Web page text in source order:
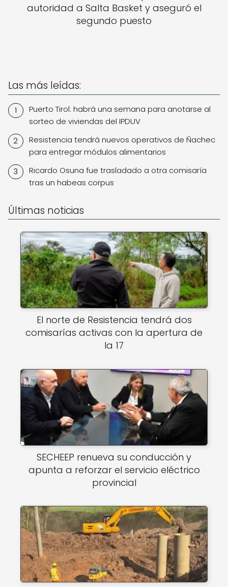
autoridad a Salta Basket y aseguró el
segundo puesto
Las más leídas:
Puerto Tirol: habrá una semana para anotarse al
sorteo de viviendas del IPDUV
Resistencia tendrá nuevos operativos de Ñachec
para entregar módulos alimentarios
Ricardo Osuna fue trasladado a otra comisaría
tras un habeas corpus
Últimas noticias
El norte de Resistencia tendrá dos
comisarías activas con la apertura de
la 17
SECHEEP renueva su conducción y
apunta a reforzar el servicio eléctrico
provincial